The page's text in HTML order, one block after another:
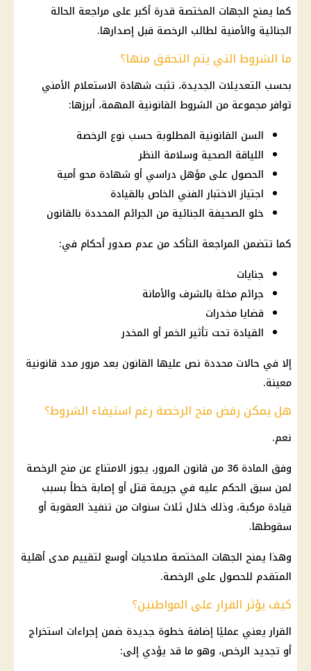
كما يمنح الجهات المختصة قدرة أكبر على مراجعة الحالة
الجنائية والأمنية لطالب الرخصة قبل إصدارها.
ما الشروط التي يتم التحقق منها؟
بحسب التعديلات الجديدة، تثبت شهادة الاستعلام الأمني
توافر مجموعة من الشروط القانونية المهمة، أبرزها:
السن القانونية المطلوبة حسب نوع الرخصة
اللياقة الصحية وسلامة النظر
الحصول على مؤهل دراسي أو شهادة محو أمية
اجتياز الاختبار الفني الخاص بالقيادة
خلو الصحيفة الجنائية من الجرائم المحددة بالقانون
كما تتضمن المراجعة التأكد من عدم صدور أحكام في:
جنايات
جرائم مخلة بالشرف والأمانة
قضايا مخدرات
القيادة تحت تأثير الخمر أو المخدر
إلا في حالات محددة نص عليها القانون بعد مرورمدد قانونية
معينة.
هل يمكن رفض منح الرخصة رغم استيفاء الشروط؟
نعم.
وفق المادة 36 من قانون
المرور، يجوز الامتناع عن منح الرخصة
لمن سبق الحكم عليه في جريمة قتل أو إصابة خطأ بسبب
قيادة مركبة، وذلك خلال ثلاث سنوات من تنفيذ العقوبة أو
سقوطها.
وهذا يمنح الجهات المختصة صلاحيات أوسع لتقييم مدى أهلية
المتقدم للحصول على الرخصة.
كيف يؤثر القرار على المواطنين؟
القراريعني عمليًا إضافة خطوة جديدة ضمن إجراءات استخراج
أو تجديد الرخص، وهو ما قد يؤدي إلى: